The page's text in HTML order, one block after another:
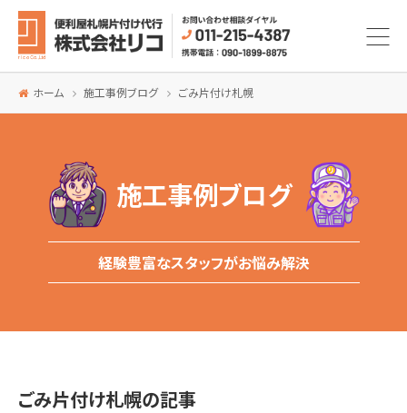
ホーム 施工事例ブログ ごみ片付け札幌
施工事例ブログ
経験豊富なスタッフがお悩み解決
ごみ片付け札幌の記事